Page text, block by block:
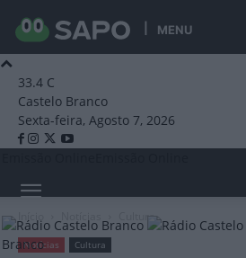
MENU
33.4 C
Castelo Branco
Sexta-feira, Agosto 7, 2026
Branco
Cultura
Notícias Cultura